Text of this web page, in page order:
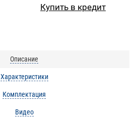
Купить в кредит
Описание
Характеристики
Комплектация
Видео